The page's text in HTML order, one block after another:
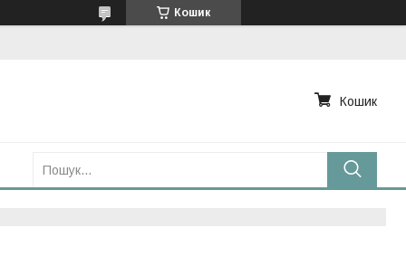
Кошик
Кошик